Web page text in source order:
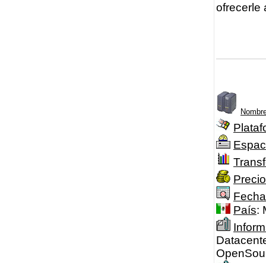
ofrecerle
Precio
País: